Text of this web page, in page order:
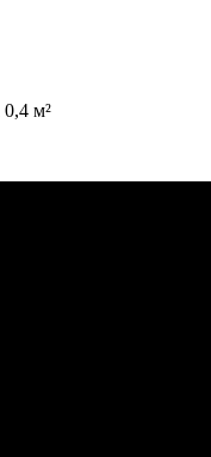
0,4 м²